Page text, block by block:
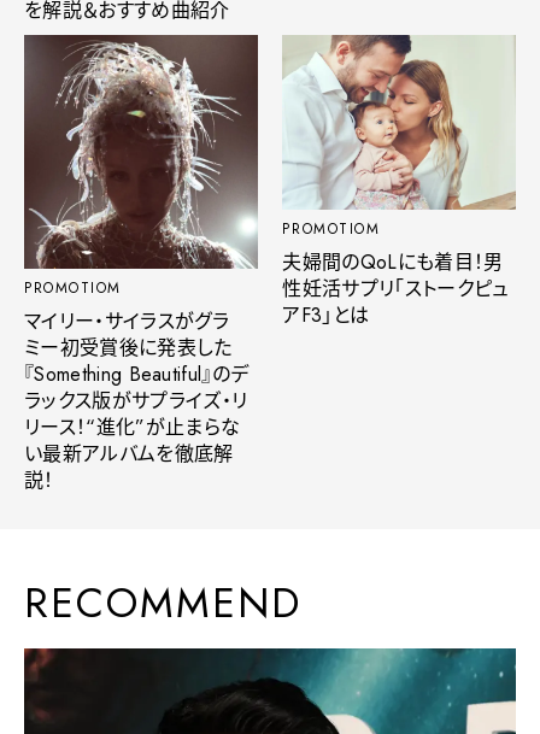
を解説＆おすすめ曲紹介
PROMOTIOM
マイリー・サイラスがグラ
ミー初受賞後に発表した
『Something Beautiful』のデ
ラックス版がサプライズ・リ
リース！“進化”が止まらな
い最新アルバムを徹底解
説！
PROMOTIOM
夫婦間のQoLにも着目！男
性妊活サプリ「ストークピュ
アF3」とは
RECOMMEND